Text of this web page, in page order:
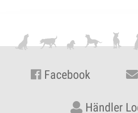
Facebook
Händler